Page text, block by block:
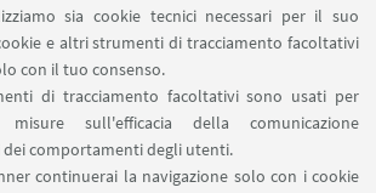
sia cookie tecnici necessari per il suo
e altri strumenti di tracciamento facoltativi
con il tuo consenso.
di tracciamento facoltativi sono usati per
misure sull'efficacia della comunicazione
dei comportamenti degli utenti.
continuerai la navigazione solo con i cookie
LINK UTILI
Area riservata